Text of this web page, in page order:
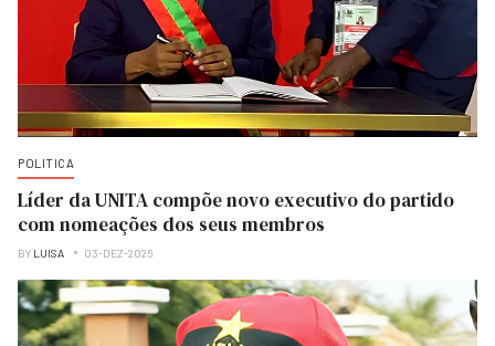
POLITICA
Líder da UNITA compõe novo executivo do partido
com nomeações dos seus membros
BY LUISA 03-DEZ-2025